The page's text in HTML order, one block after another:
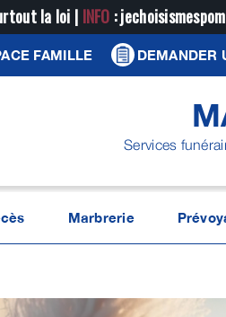
la loi | INFO :
FAMILLE DEMANDER
Services
Marbrerie